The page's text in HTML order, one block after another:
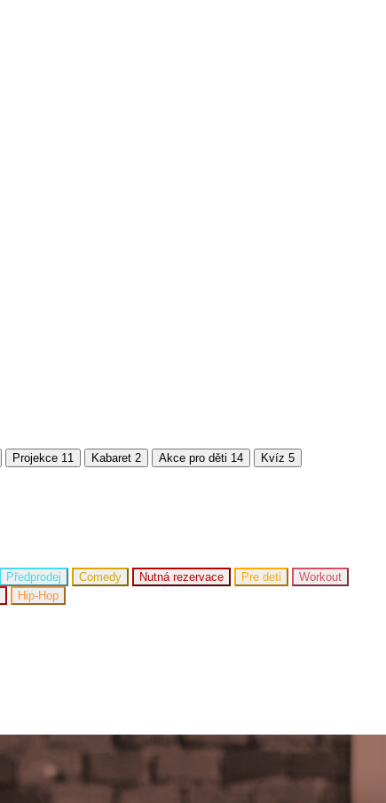
Projekce 11 Kabaret 2 Akce pro děti 14 Kvíz 5
Předprodej Comedy Nutná rezervace Pre deti
Workout
Hip-Hop